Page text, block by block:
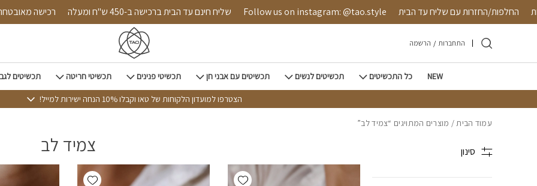
Skip to Contentהחלפות/החזרות עם שליח עד הבית Follow us on instagram: @tao.style שליח חינם עד הבית ברכישה ב-450 ש"ח ומעלה רכישה
התחברות / הרשמה
NEW כל התכשיטים תכשיטים לנשים תכשיטים עם אבני חן תכשיטי פנינים תכשיטי חריטה תכשיטים
הצטרפו למועדון הלקוחות של טאו וקבלו 10% הנחה ישירות למייל!
עמוד הבית/ מוצרים המתויגים “צמיד לב”
צמיד לב סינון
Add wishlist
Add wishlist
בחזרה למעלה